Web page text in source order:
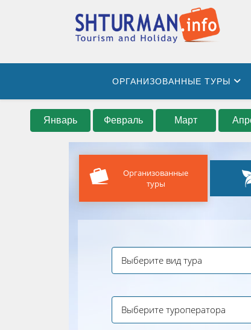
ОРГАНИЗОВАННЫЕ ТУРЫ
Январь Февраль Март
Организованные
туры